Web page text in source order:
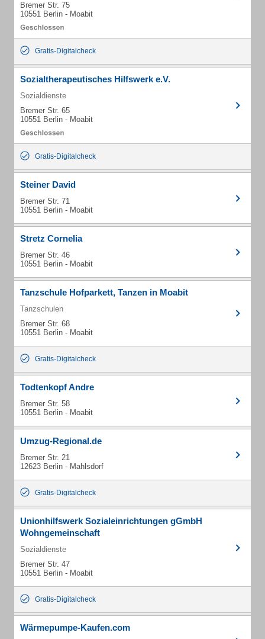
Bremer Str. 75
10551 Berlin - Moabit
Gratis-Digitalcheck
Sozialtherapeutisches Hilfswerk e.V.
Sozialdienste
Bremer Str. 65
10551 Berlin - Moabit
Gratis-Digitalcheck
Steiner David
Bremer Str. 71
10551 Berlin - Moabit
Stretz Cornelia
Bremer Str. 46
10551 Berlin - Moabit
Tanzschule Hofparkett, Tanzen in Moabit
Tanzschulen
Bremer Str. 68
10551 Berlin - Moabit
Gratis-Digitalcheck
Todtenkopf Andre
Bremer Str. 58
10551 Berlin - Moabit
Umzug-Regional.de
Bremer Str. 21
12623 Berlin - Mahlsdorf
Gratis-Digitalcheck
Unionhilfswerk Sozialeinrichtungen gGmbH
Wohngemeinschaft
Sozialdienste
Bremer Str. 47
10551 Berlin - Moabit
Gratis-Digitalcheck
Wärmepumpe-Kaufen.com